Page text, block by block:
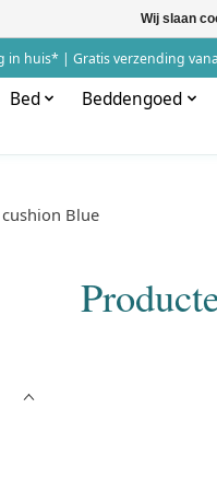
in huis* | Gratis verzending
Bed Beddengoed
Blue
Wij slaan